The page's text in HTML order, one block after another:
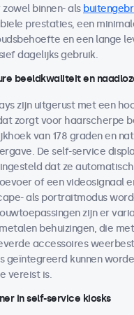
zowel binnen- als
prestaties, een
en een lange
dagelijks gebruik.
beeldkwaliteit en
zijn uitgerust met een
zorgt voor haarscherpe
van 178 graden en
De self-service
dat ze
of een videosignaal
als portraitmodus
zijn er
behuizingen, die
accessoires
geïntegreerd kunnen
vereist is.
in self-service kiosks